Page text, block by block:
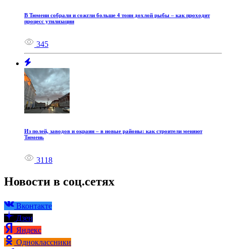
В Тюмени собрали и сожгли больше 4 тонн дохлой рыбы – как проходит
процесс утилизации
345
Из полей, заводов и окраин – в новые районы: как строители меняют
Тюмень
3118
Новости в соц.сетях
Вконтакте
Дзен
Яндекс
Одноклассники